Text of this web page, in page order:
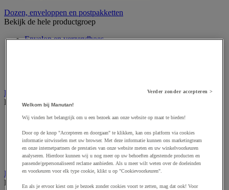
Dozen, enveloppen en postpakketten
Bekijk de hele productgroep
Envelop en verzendhoes
Etiketten en markering
Bekijk de hele productgroep
Codeertang
Markeeretiketten en -pistool
Sjabloon
Verzendetiketten en dispensers
Inpaktafel met afroller
Bekijk de hele productgroep
Verder zonder accepteren >
Welkom bij Manutan!
Wij vinden het belangrijk om u een bezoek aan onze website op maat te bieden!
Door op de knop "Accepteren en doorgaan" te klikken, kan ons platform via cookies
informatie uitwisselen met uw browser. Met deze informatie kunnen ons marketingteam
en onze internetpartners de prestaties van onze website meten en uw winkelvoorkeuren
analyseren. Hierdoor kunnen wij u nog meer op uw behoeften afgestemde producten en
passende/gepersonaliseerd reclame aanbieden. Als u meer wilt weten over de doeleinden
en voorkeuren voor elk type cookie, klikt u op "Cookievoorkeuren".
En als je ervoor kiest om je bezoek zonder cookies voort te zetten, mag dat ook! Voor